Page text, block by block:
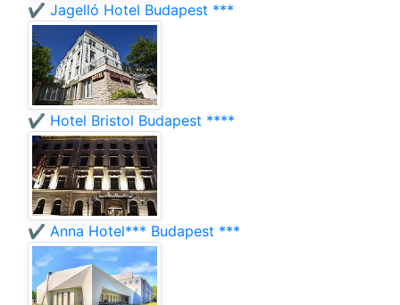
✔️ Jagelló Hotel Budapest ***
✔️ Hotel Bristol Budapest ****
✔️ Anna Hotel*** Budapest ***